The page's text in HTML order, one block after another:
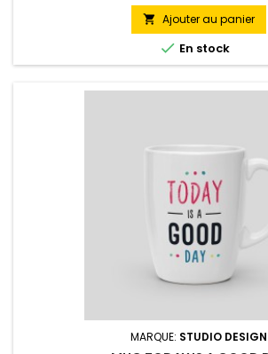
 Ajouter au panier
 En stock
MARQUE: STUDIO DESIGN